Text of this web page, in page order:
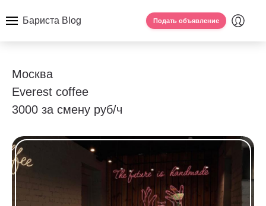
Бариста Blog Подать объявление
Москва
Everest coffee
3000 за смену руб/ч